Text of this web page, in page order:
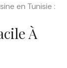
en Tunisie :
À